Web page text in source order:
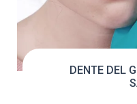
DENTE DEL